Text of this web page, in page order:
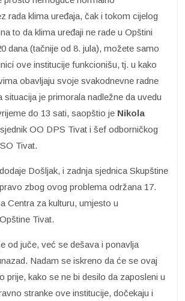
rada klima uređaja, čak i tokom cijelog
to da klima uređaji ne rade u Opštini
dana (tačnije od 8. jula), možete samo
ove institucije funkcionišu, tj. u kako
obavljaju svoje svakodnevne radne
situacija je primorala nadležne da uvedu
do 13 sati, saopštio je Nikola
OO DPS Tivat i šef odborničkog
Tivat.
Došljak, i zadnja sjednica Skupštine
zbog ovog problema održana 17.
Centra za kulturu, umjesto u
Tivat.
od juče, već se dešava i ponavlja
Nadam se iskreno da će se ovaj
prije, kako se ne bi desilo da zaposleni u
stranke ove institucije, dočekaju i